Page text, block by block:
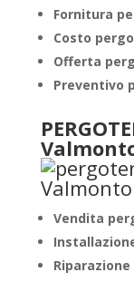
Fornitura
Costo
Offerta
Preventivo
Vendita